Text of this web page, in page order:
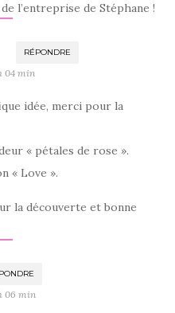
l’entreprise de Stéphane !
RÉPONDRE
04 min
idée, merci pour la
« pétales de rose ».
« Love ».
la découverte et bonne
06 min